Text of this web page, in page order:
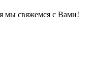
мы свяжемся с Вами!